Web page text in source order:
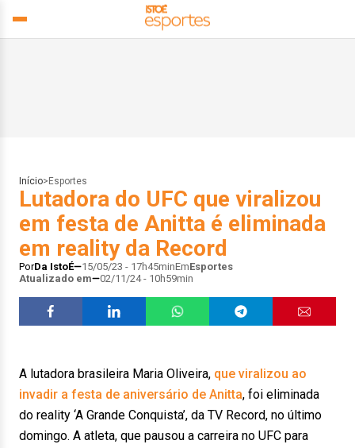
Início> Esportes
Lutadora do UFC que viralizou
em festa de Anitta é eliminada
em reality da Record
PorDa IstoÉ 15/05/23 - 17h45minEmEsportes
Atualizado em
02/11/24 - 10h59min
A lutadora brasileira Maria Oliveira, que viralizou ao
invadir a festa de aniversário de Anitta, foi eliminada
do reality ‘A Grande Conquista’, da TV Record, no último
domingo. A atleta, que pausou a carreira no UFC para